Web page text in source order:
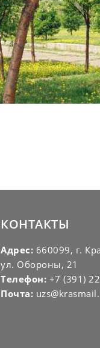
КОНТАКТЫ
Адрес: 660099, г.
ул. Обороны, 21
Телефон: +7 (391)
Почта: